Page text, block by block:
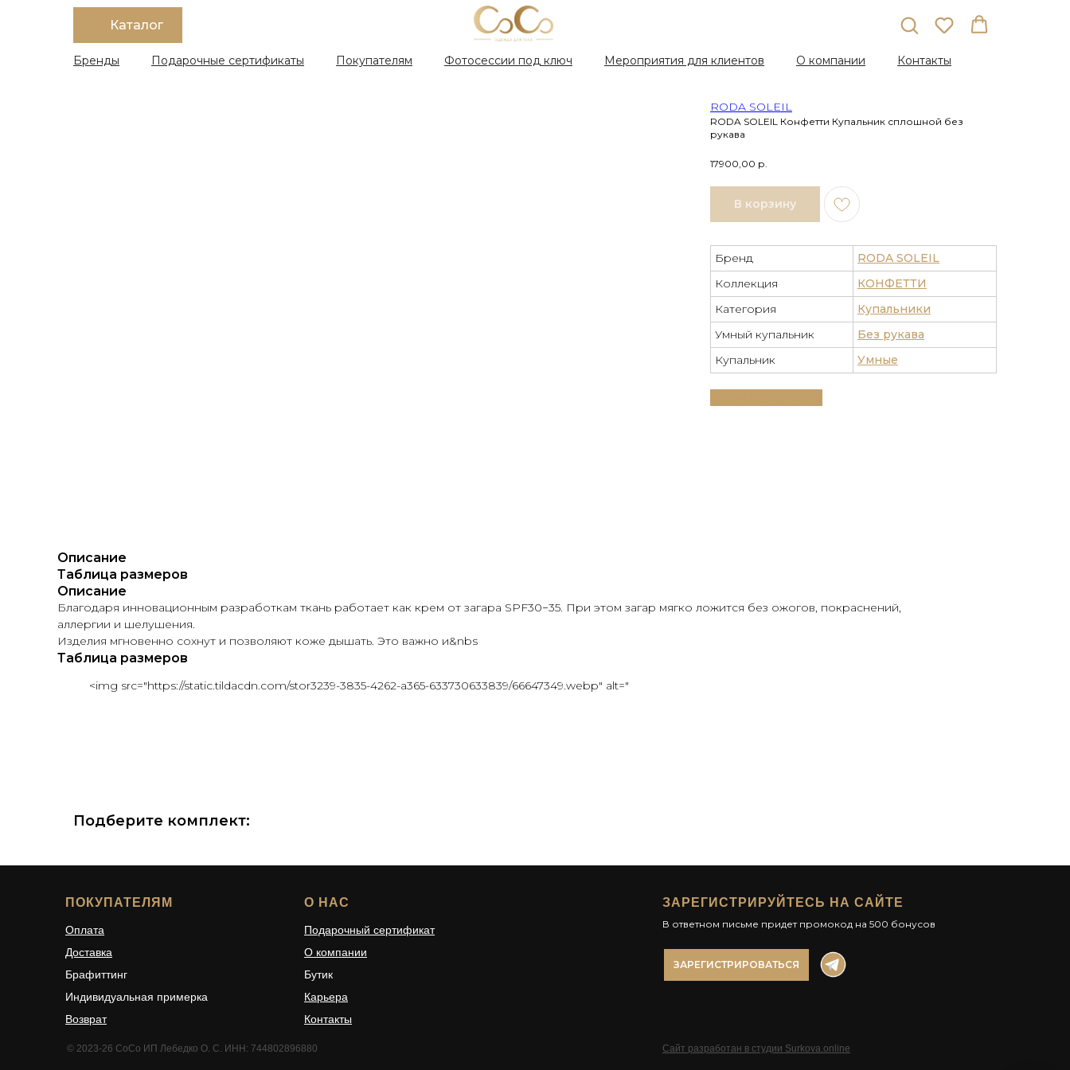
Каталог
Бренды Подарочные сертификаты Покупателям Фотосессии под ключ Мероприятия для клиентов О компании Контакты
RODA SOLEIL Конфетти Купальник сплошной без
рукава
RODA SOLEIL
17900,00 р.
В корзину
Бренд
RODA SOLEIL
Коллекция
КОНФЕТТИ
Категория
Купальники
Умный купальник
Без рукава
Купальник
Умные
Описание
Таблица размеров
Описание
Благодаря инновационным разработкам ткань работает как крем от загара SPF30−35. При этом загар мягко ложится без ожогов, покраснений,
аллергии и шелушения.
Изделия мгновенно сохнут и позволяют коже дышать. Это важно и&nbs
Таблица размеров
<img src="https://static.tildacdn.com/stor3239-3835-4262-a365-633730633839/66647349.webp" alt="
Подберите комплект:
ПОКУПАТЕЛЯМ О НАС
© 2023-26 CoCo ИП Лебедко О. С. ИНН: 744802896880 Сайт разработан в студии Surkova.online
ЗАРЕГИСТРИРУЙТЕСЬ НА САЙТЕ
В ответном письме придет промокод на 500 бонусов
Оплата
Доставка
Брафиттинг
Индивидуальная примерка
Возврат
Подарочный сертификат
О компании
Бутик
Карьера
ЗАРЕГИСТРИРОВАТЬСЯ
Контакты